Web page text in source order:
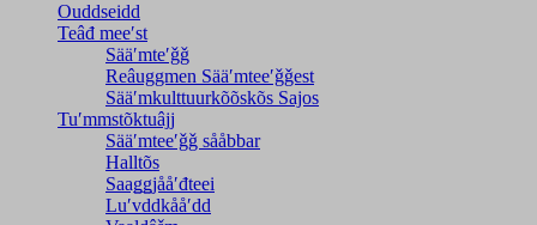
Ouddseidd
Teâđ meeʹst
Sääʹmteʹǧǧ
Reâuggmen Sääʹmteeʹǧǧest
Sääʹmkulttuurkõõskõs Sajos
Tuʹmmstõktuâjj
Sääʹmteeʹǧǧ sååbbar
Halltõs
Saaǥǥjååʹđteei
Luʹvddkååʹdd